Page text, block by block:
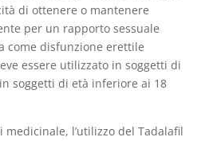
di ottenere o mantenere
per un rapporto sessuale
come disfunzione erettile
essere utilizzato in soggetti di
soggetti di età inferiore ai 18
medicinale, l’utilizzo del Tadalafil